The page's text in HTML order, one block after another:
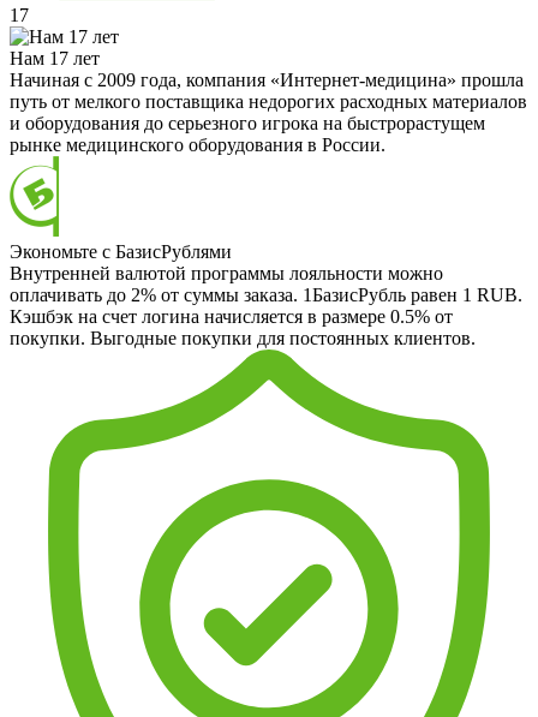
17
Нам 17 лет
Начиная с 2009 года, компания «Интернет-медицина» прошла
путь от мелкого поставщика недорогих расходных материалов
и оборудования до серьезного игрока на быстрорастущем
рынке медицинского оборудования в России.
Экономьте с БазисРублями
Внутренней валютой программы лояльности можно
оплачивать до 2% от суммы заказа. 1БазисРубль равен 1 RUB.
Кэшбэк на счет логина начисляется в размере 0.5% от
покупки. Выгодные покупки для постоянных клиентов.